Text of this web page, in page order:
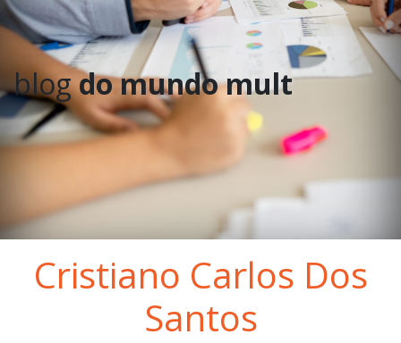
blogdo mundo mult
Cristiano Carlos Dos
Santos